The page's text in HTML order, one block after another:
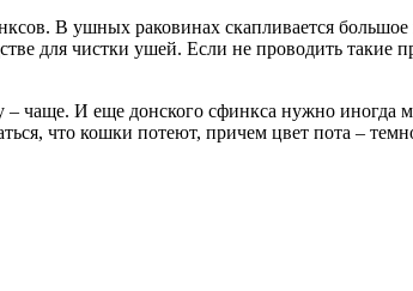
В ушных раковинах скапливается
для чистки ушей. Если не проводить
чаще. И еще донского сфинкса нужно иногда
что кошки потеют, причем цвет пота –